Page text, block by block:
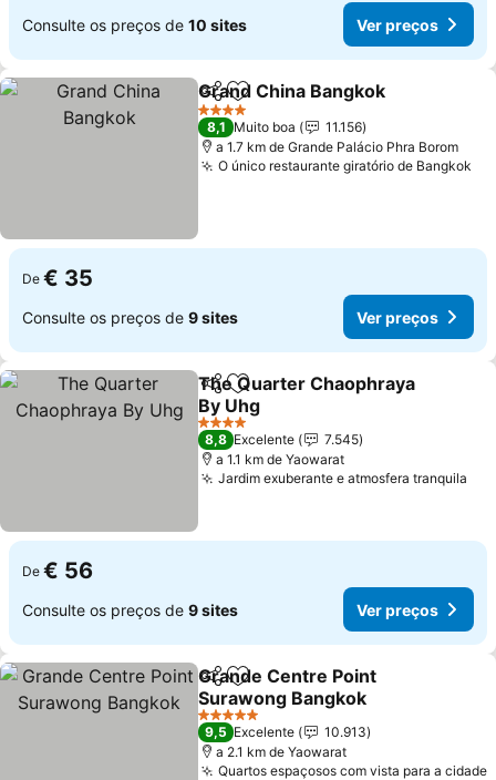
Consulte os preços de 10 sites Ver preços
PartilharAdicionar aos favoritos
Grand China Bangkok
4 Estrelas
8,1 Muito boa
11.156
a 1.7 km de Grande Palácio Phra Borom
O único restaurante giratório de Bangkok
De € 35
Consulte os preços de 9 sites Ver preços
PartilharAdicionar aos favoritos
The Quarter Chaophraya
By Uhg
4 Estrelas
8,8 Excelente
7.545
a 1.1 km de Yaowarat
Jardim exuberante e atmosfera tranquila
De € 56
Consulte os preços de 9 sites Ver preços
PartilharAdicionar aos favoritos
Grande Centre Point
Surawong Bangkok
5 Estrelas
9,5 Excelente
10.913
a 2.1 km de Yaowarat
Quartos espaçosos com vista para a cidade